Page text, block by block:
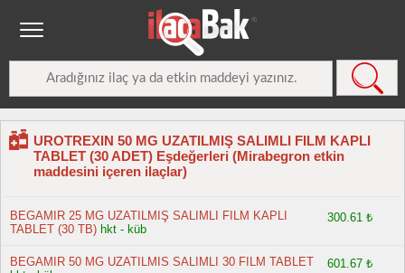
UROTREXIN 50 MG UZATILMIŞ SALIMLI FILM KAPLI
TABLET (30 ADET) Eşdeğerleri (Mirabegron etkin
maddesini içeren ilaçlar)
BEGAMIR 25 MG UZATILMIŞ SALIMLI FILM KAPLI
TABLET (30 TB) hkt - küb
300.61 ₺
BEGAMIR 50 MG UZATILMIS SALIMLI 30 FILM TABLET
601.67 ₺